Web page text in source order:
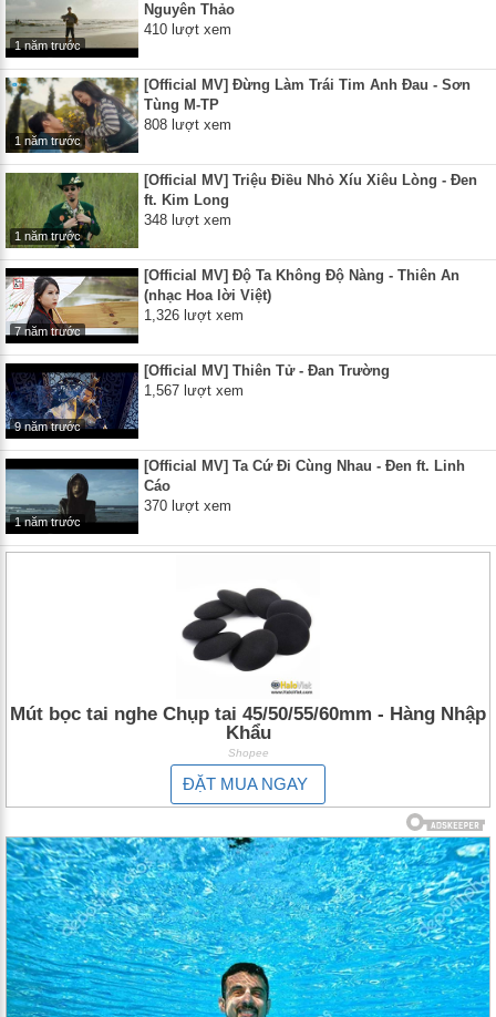
1 năm trước
Nguyên Thảo
410 lượt xem
1 năm trước
[Official MV] Đừng Làm Trái Tim Anh Đau - Sơn
Tùng M-TP
808 lượt xem
1 năm trước
[Official MV] Triệu Điều Nhỏ Xíu Xiêu Lòng - Đen
ft. Kim Long
348 lượt xem
7 năm trước
[Official MV] Độ Ta Không Độ Nàng - Thiên An
(nhạc Hoa lời Việt)
1,326 lượt xem
9 năm trước
[Official MV] Thiên Tử - Đan Trường
1,567 lượt xem
1 năm trước
[Official MV] Ta Cứ Đi Cùng Nhau - Đen ft. Linh
Cáo
370 lượt xem
Mút bọc tai nghe Chụp tai 45/50/55/60mm - Hàng Nhập
Khẩu
Shopee
ĐẶT MUA NGAY